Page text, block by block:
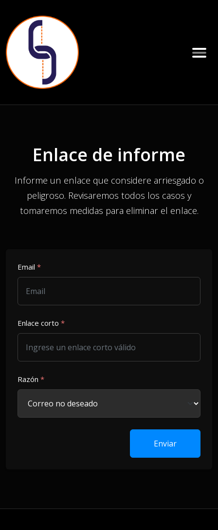
Enlace de informe
Informe un enlace que considere arriesgado o
peligroso. Revisaremos todos los casos y
tomaremos medidas para eliminar el enlace.
Email *
Enlace corto *
Razón *
Enviar